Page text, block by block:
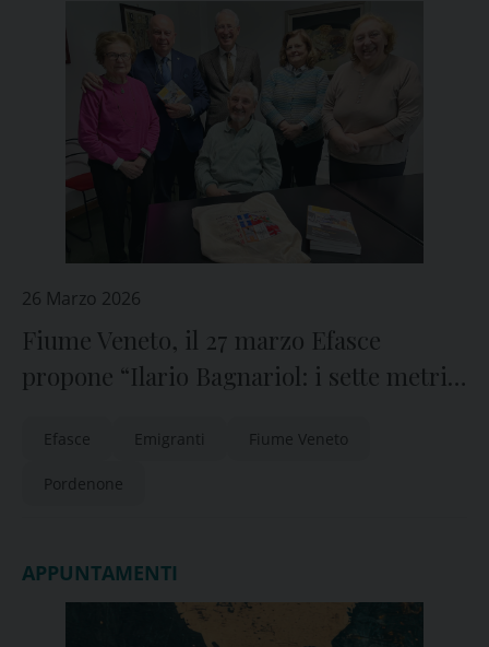
26 Marzo 2026
Fiume Veneto, il 27 marzo Efasce
propone “Ilario Bagnariol: i sette metri
Efasce Emigranti Fiume Veneto
Pordenone
APPUNTAMENTI